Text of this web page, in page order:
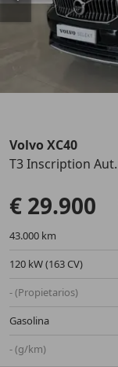
Anterior
Volvo XC40
T3 Inscription Aut.
€ 29.900
43.000 km
120 kW (163 CV)
- (Propietarios)
Gasolina
- (g/km)